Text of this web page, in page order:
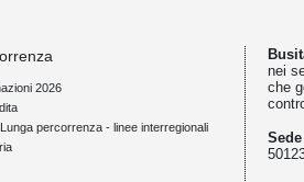
2026
percorrenza - linee interregionali
nei
che